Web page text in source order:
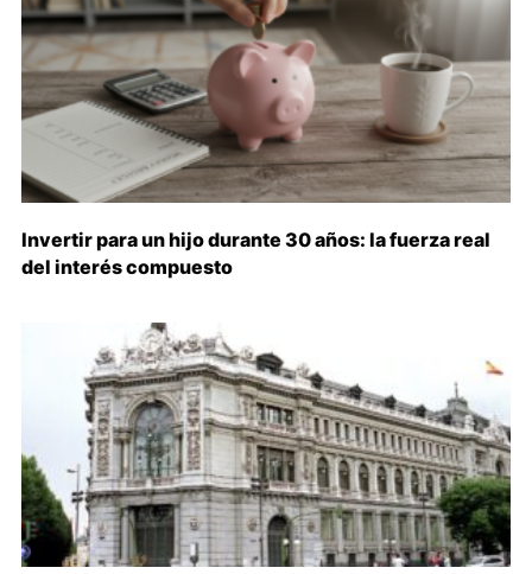
Invertir para un hijo durante 30 años: la fuerza real
del interés compuesto